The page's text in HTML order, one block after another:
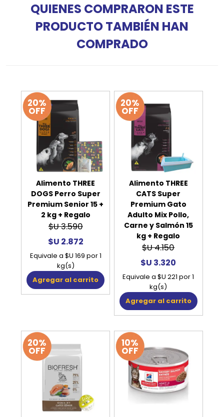
QUIENES COMPRARON ESTE
PRODUCTO TAMBIÉN HAN
COMPRADO
20%
OFF
Alimento THREE
DOGS Perro Super
Premium Senior 15 +
2 kg + Regalo
$U 3.590
$U 2.872
Equivale a $U 169 por 1
kg(s)
Agregar al carrito
20%
OFF
Alimento THREE
CATS Super
Premium Gato
Adulto Mix Pollo,
Carne y Salmón 15
kg + Regalo
$U 4.150
$U 3.320
Equivale a $U 221 por 1
kg(s)
Agregar al carrito
20%
OFF
10%
OFF